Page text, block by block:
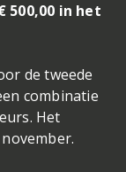
500,00 in het
de tweede
combinatie
Het